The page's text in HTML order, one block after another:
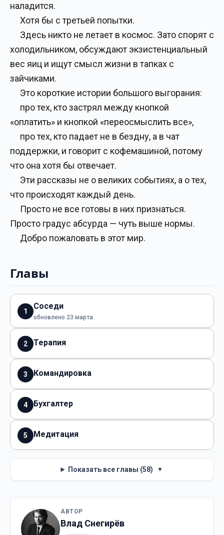
наладится.
Хотя бы с третьей попытки.
Здесь никто не летает в космос. Зато спорят с
холодильником, обсуждают экзистенциальный
вес яиц и ищут смысл жизни в тапках с
зайчиками.
Это короткие истории большого выгорания:
про тех, кто застрял между кнопкой
«оплатить» и кнопкой «переосмыслить все»,
про тех, кто падает не в бездну, а в чат
поддержки, и говорит с кофемашиной, потому
что она хотя бы отвечает.
Эти рассказы не о великих событиях, а о тех,
что происходят каждый день.
Просто не все готовы в них признаться.
Просто градус абсурда — чуть выше нормы.
Добро пожаловать в этот мир.
Главы
1
Соседи
обновлено 23 марта
2 Терапия
3 Командировка
4 Бухгалтер
5 Медитация
Показать все главы (58) ▼
АВТОР
Влад Снегирёв